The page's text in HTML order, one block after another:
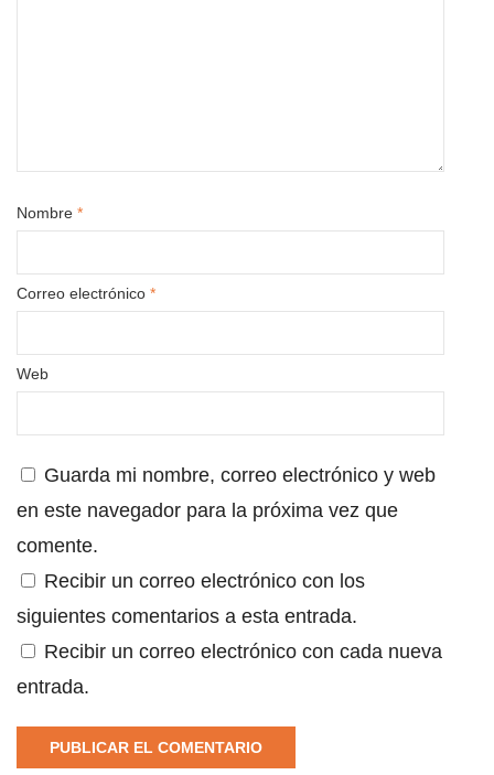
Nombre *
Correo electrónico *
Web
Guarda mi nombre, correo electrónico y web
en este navegador para la próxima vez que
comente.
Recibir un correo electrónico con los
siguientes comentarios a esta entrada.
Recibir un correo electrónico con cada nueva
entrada.